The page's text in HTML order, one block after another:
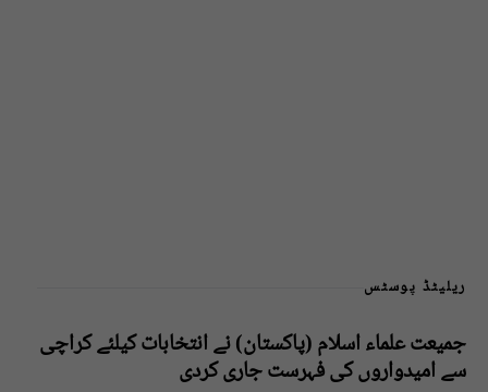
ریلیٹڈ پوسٹس
جمیعت علماء اسلام (پاکستان) نے انتخابات کیلئے کراچی
سے امیدواروں کی فہرست جاری کردی